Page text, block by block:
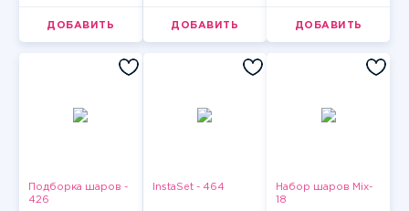
ДОБАВИТЬ ДОБАВИТЬ ДОБАВИТЬ
Подборка шаров -
426
InstaSet - 464
Набор шаров Mix-
18